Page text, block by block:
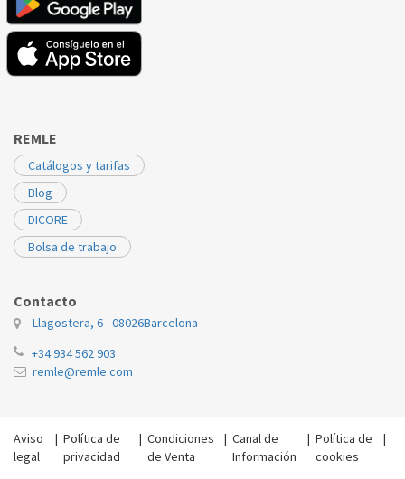
REMLE
Catálogos y tarifas
Blog
DICORE
Bolsa de trabajo
Contacto
Llagostera, 6 - 08026Barcelona
+34 934 562 903
remle@remle.com
Aviso
legal
| Política de
privacidad
|Condiciones
de Venta
|Canal de
Información
| Política de
cookies
|